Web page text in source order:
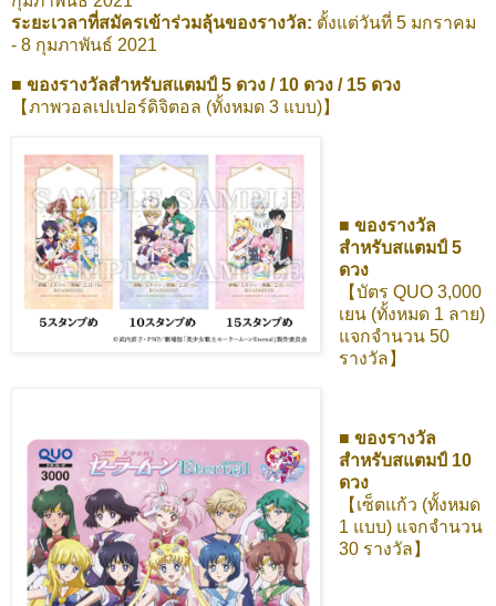
ระยะเวลาที่สมัครเข้าร่วมลุ้นของรางวัล: ตั้งแต่วันที่ 5 มกราคม
- 8 กุมภาพันธ์ 2021
■ ของรางวัลสำหรับสแตมป์ 5 ดวง / 10 ดวง / 15 ดวง
【ภาพวอลเปเปอร์ดิจิตอล (ทั้งหมด 3 แบบ)】
■ ของรางวัล
สำหรับสแตมป์ 5
ดวง
【บัตร QUO 3,000
เยน (ทั้งหมด 1 ลาย)
แจกจำนวน 50
รางวัล】
■ ของรางวัล
สำหรับสแตมป์ 10
ดวง
【เซ็ตแก้ว (ทั้งหมด
1 แบบ) แจกจำนวน
30 รางวัล】